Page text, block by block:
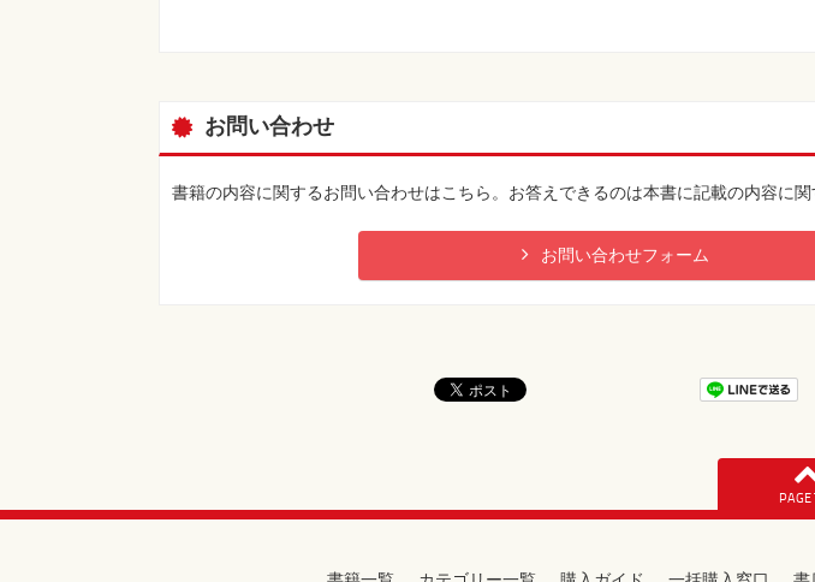
お問い合わせ
書籍の内容に関するお問い合わせはこちら。お答えできるのは本書に記載の内容に関
お問い合わせフォーム
PAGE